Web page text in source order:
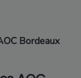
Bordeaux